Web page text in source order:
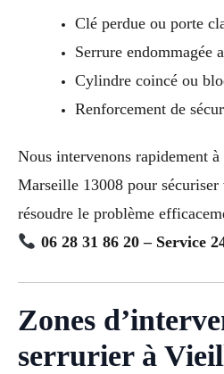
Clé perdue ou porte
Serrure endommagée
Cylindre coincé ou
Renforcement de
Nous intervenons rapidement
Marseille 13008 pour
résoudre le problème
06 28 31 86 20 – Service
Zones
serrurier à